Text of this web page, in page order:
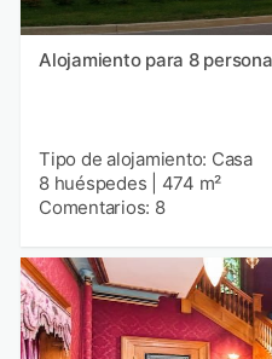
Alojamiento para 8
Tipo de alojamiento: Casa
8 huéspedes
474 m²
Comentarios: 8